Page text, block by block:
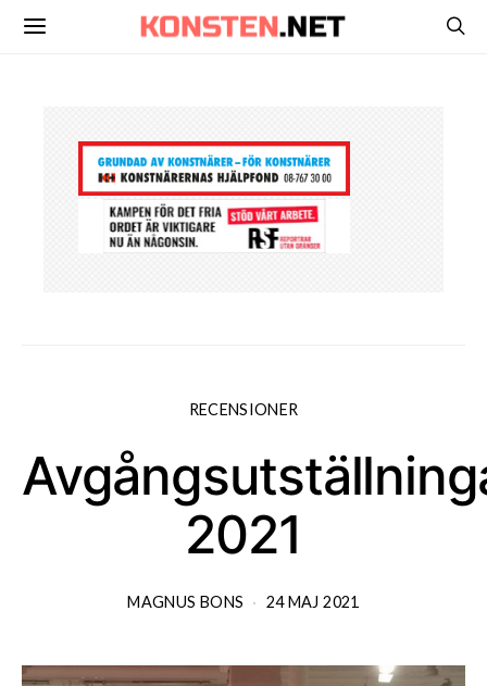
RECENSIONER
2021
MAGNUS BONS 24 MAJ 2021